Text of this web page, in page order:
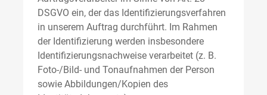
DSGVO ein, der das Identifizierungsverfahren
in unserem Auftrag durchführt. Im Rahmen
der Identifizierung werden insbesondere
Identifizierungsnachweise verarbeitet (z. B.
Foto-/Bild- und Tonaufnahmen der Person
sowie Abbildungen/Kopien des